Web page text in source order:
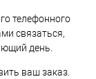
телефонного
связаться,
день.
ваш заказ.